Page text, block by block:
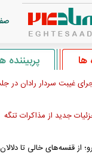
ها پربیننده
غیبت سردار رادان در
جدید از مذاکرات تنگه
از قفسه‌های خالی تا